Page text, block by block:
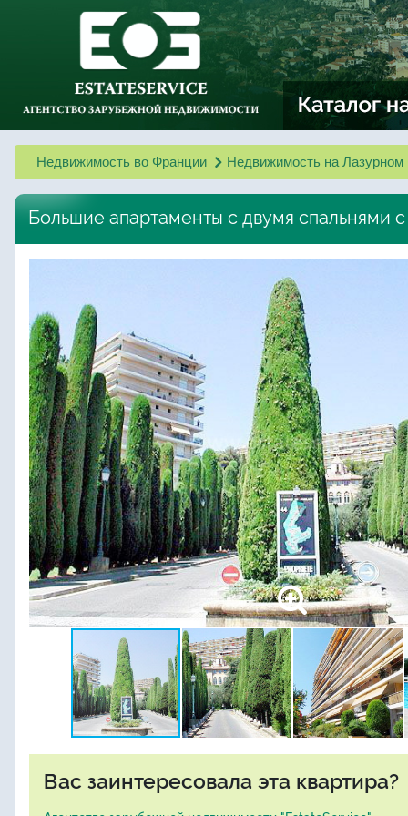
Недвижимость во Франции Недвижимость на Лазурном
Большие апартаменты с двумя спальнями
Вас заинтересовала эта квартира?